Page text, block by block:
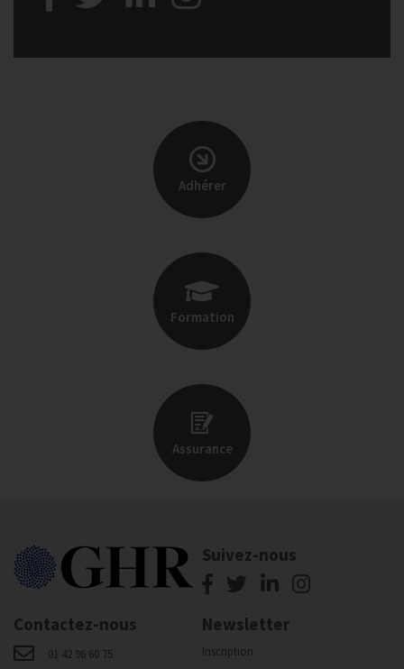
Adhérer
Formation
Assurance
Suivez-nous
Contactez-nous
01 42 96 60 75
Newsletter
Inscription